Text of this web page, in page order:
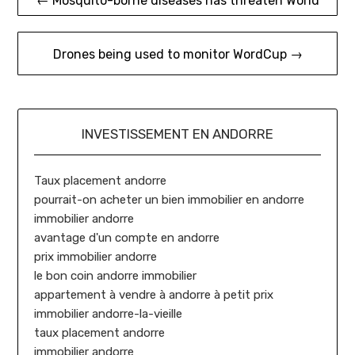
de
l’articleDrones being used to monitor WordCup →
INVESTISSEMENT EN ANDORRE
Taux placement andorre
pourrait-on acheter un bien immobilier en andorre
immobilier andorre
avantage d'un compte en andorre
prix immobilier andorre
le bon coin andorre immobilier
appartement à vendre à andorre à petit prix
immobilier andorre-la-vieille
taux placement andorre
immobilier andorre